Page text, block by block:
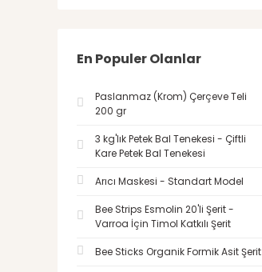
En Populer Olanlar
Paslanmaz (Krom) Çerçeve Teli
200 gr
3 kg'lık Petek Bal Tenekesi - Çiftli
Kare Petek Bal Tenekesi
Arıcı Maskesi - Standart Model
Bee Strips Esmolin 20'li Şerit -
Varroa İçin Timol Katkılı Şerit
Bee Sticks Organik Formik Asit Şerit